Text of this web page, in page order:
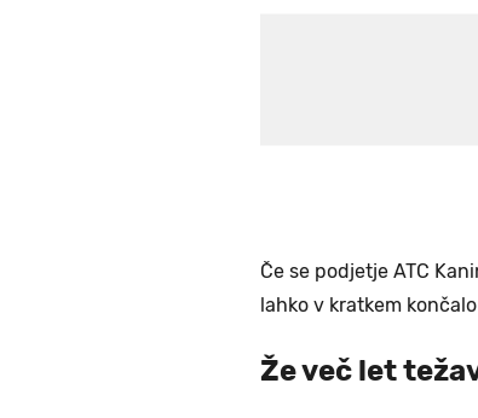
Če se podjetje ATC
lahko v kratkem
Že več let